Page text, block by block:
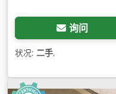
询问
状况: 二手,